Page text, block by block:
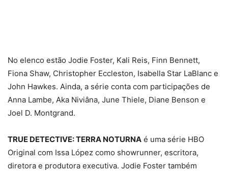
No elenco estão Jodie Foster, Kali Reis, Finn Bennett,
Fiona Shaw, Christopher Eccleston, Isabella Star LaBlanc e
John Hawkes. Ainda, a série conta com participações de
Anna Lambe, Aka Niviâna, June Thiele, Diane Benson e
Joel D. Montgrand.
TRUE DETECTIVE: TERRA NOTURNA é uma série HBO
Original com Issa López como showrunner, escritora,
diretora e produtora executiva. Jodie Foster também